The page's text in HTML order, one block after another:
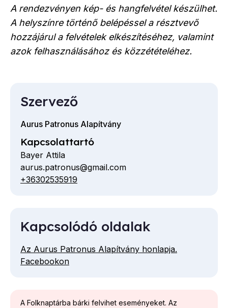
A rendezvényen kép- és hangfelvétel készülhet.
A helyszínre történő belépéssel a résztvevő
hozzájárul a felvételek elkészítéséhez, valamint
azok felhasználásához és közzétételéhez.
A Folknaptárba bárki felvihet eseményeket. Az
Szervező
Aurus Patronus Alapítvány
Kapcsolattartó
Bayer Attila
E-
mail
aurus.patronus@gmail.com
Telefon
+36302535919
Kapcsolódó oldalak
Az Aurus Patronus Alapítvány honlapja.
Facebookon